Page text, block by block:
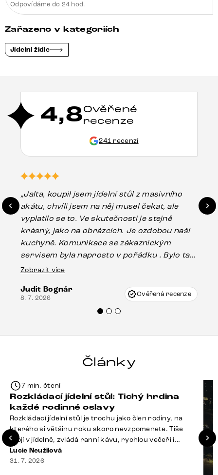
Odpovídáme do 24 hod.
Zařazeno v kategoriích
Jídelní židle
4,8Ověřené
recenze
241 recenzí
„Jalta, koupil jsem jídelní stůl z masivního
akátu, chvíli jsem na něj musel čekat, ale
vyplatilo se to. Ve skutečnosti je stejně
krásný, jako na obrázcích. Je ozdobou naší
kuchyně. Komunikace se zákaznickým
servisem byla naprosto v pořádku . Bylo tam
drobné poškození u nohy stolu, které mohlo
Vincze mi velmi korektně vyšli vstříc.
Doporučuji produkty Delife všem.“
Zobrazit více
Judit Bognár
8. 7. 2026 Ověřená recenze
Články
7 min. čtení
Rozkládací jídelní stůl: Tichý hrdina
každé rodinné oslavy
Rozkládací jídelní stůl je trochu jako člen rodiny, na
kterého si většinu roku skoro nevzpomenete. Tiše
stojí v jídelně, zvládá ranní kávu, rychlou večeři i
hromadu dopisů, které je potřeba „někdy vyřídit“. Pak
ale přijdou Vánoce, narozeniny nebo zpráva: „Stavíme
Lucie Neužilová
31. 7. 2026